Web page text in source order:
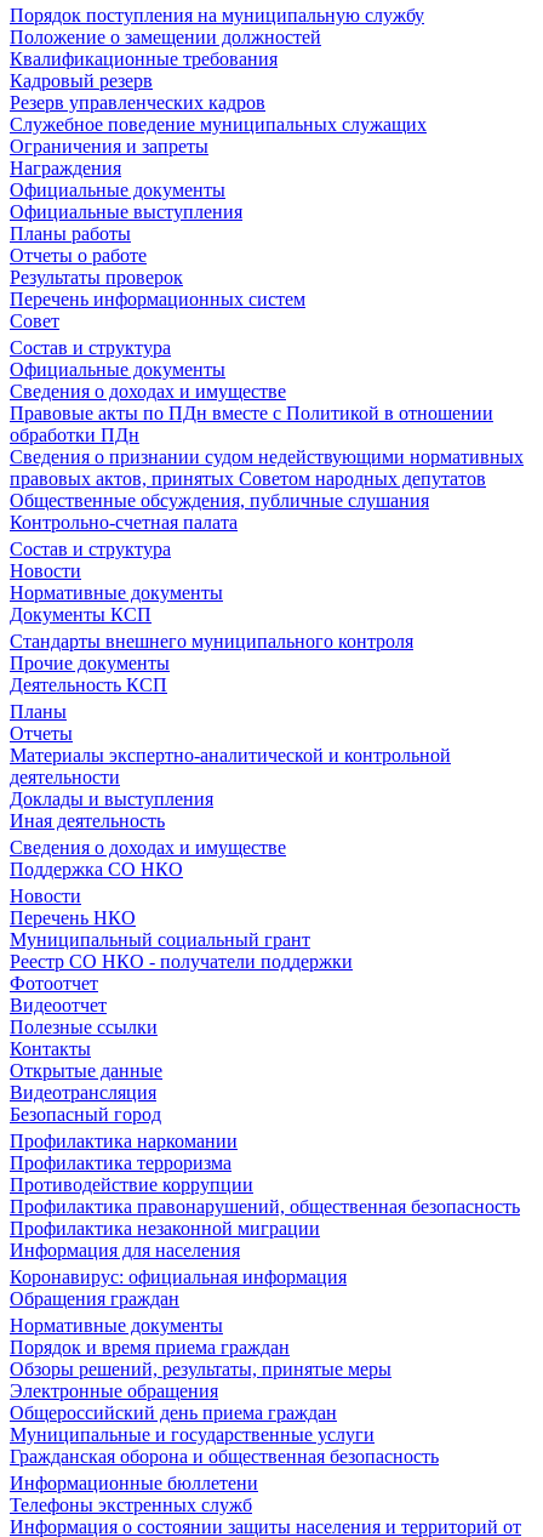
Порядок поступления на муниципальную службу
Положение о замещении должностей
Квалификационные требования
Кадровый резерв
Резерв управленческих кадров
Служебное поведение муниципальных служащих
Ограничения и запреты
Награждения
Официальные документы
Официальные выступления
Планы работы
Отчеты о работе
Результаты проверок
Перечень информационных систем
Совет
Состав и структура
Официальные документы
Сведения о доходах и имуществе
Правовые акты по ПДн вместе с Политикой в отношении
обработки ПДн
Сведения о признании судом недействующими нормативных
правовых актов, принятых Советом народных депутатов
Общественные обсуждения, публичные слушания
Контрольно-счетная палата
Состав и структура
Новости
Нормативные документы
Документы КСП
Стандарты внешнего муниципального контроля
Прочие документы
Деятельность КСП
Планы
Отчеты
Материалы экспертно-аналитической и контрольной
деятельности
Доклады и выступления
Иная деятельность
Сведения о доходах и имуществе
Поддержка СО НКО
Новости
Перечень НКО
Муниципальный социальный грант
Реестр СО НКО - получатели поддержки
Фотоотчет
Видеоотчет
Полезные ссылки
Контакты
Открытые данные
Видеотрансляция
Безопасный город
Профилактика наркомании
Профилактика терроризма
Противодействие коррупции
Профилактика правонарушений, общественная безопасность
Профилактика незаконной миграции
Информация для населения
Коронавирус: официальная информация
Обращения граждан
Нормативные документы
Порядок и время приема граждан
Обзоры решений, результаты, принятые меры
Электронные обращения
Общероссийский день приема граждан
Муниципальные и государственные услуги
Гражданская оборона и общественная безопасность
Информационные бюллетени
Телефоны экстренных служб
Информация о состоянии защиты населения и территорий от